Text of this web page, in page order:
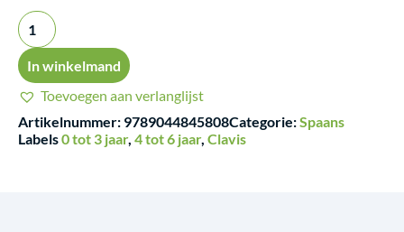
in
de
klas
aantal
In winkelmand
Toevoegen aan verlanglijst
Artikelnummer: 9789044845808Categorie:Spaans
Labels0 tot 3 jaar, 4 tot 6 jaar, Clavis